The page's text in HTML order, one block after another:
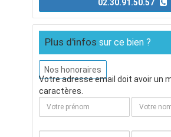
Plus d'infos sur ce bien ?
Nos honoraires
Votre adresse email doit avoir un
caractères.